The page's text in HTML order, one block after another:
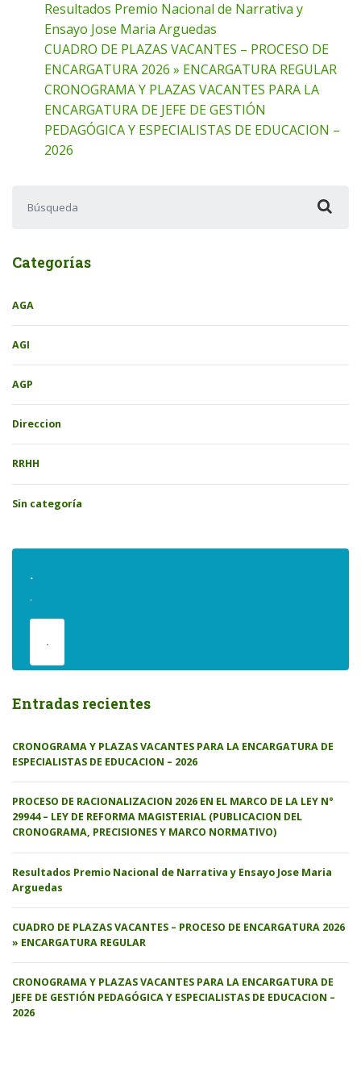
Resultados Premio Nacional de Narrativa y
Ensayo Jose Maria Arguedas
CUADRO DE PLAZAS VACANTES – PROCESO DE
ENCARGATURA 2026 » ENCARGATURA REGULAR
CRONOGRAMA Y PLAZAS VACANTES PARA LA
ENCARGATURA DE JEFE DE GESTIÓN
PEDAGÓGICA Y ESPECIALISTAS DE EDUCACION –
2026
Categorías
AGA
AGI
AGP
Direccion
RRHH
Sin categoría
.
.
.
Entradas recientes
CRONOGRAMA Y PLAZAS VACANTES PARA LA ENCARGATURA DE
ESPECIALISTAS DE EDUCACION – 2026
PROCESO DE RACIONALIZACION 2026 EN EL MARCO DE LA LEY N°
29944 – LEY DE REFORMA MAGISTERIAL (PUBLICACION DEL
CRONOGRAMA, PRECISIONES Y MARCO NORMATIVO)
Resultados Premio Nacional de Narrativa y Ensayo Jose Maria
Arguedas
CUADRO DE PLAZAS VACANTES – PROCESO DE ENCARGATURA 2026
» ENCARGATURA REGULAR
CRONOGRAMA Y PLAZAS VACANTES PARA LA ENCARGATURA DE
JEFE DE GESTIÓN PEDAGÓGICA Y ESPECIALISTAS DE EDUCACION –
2026